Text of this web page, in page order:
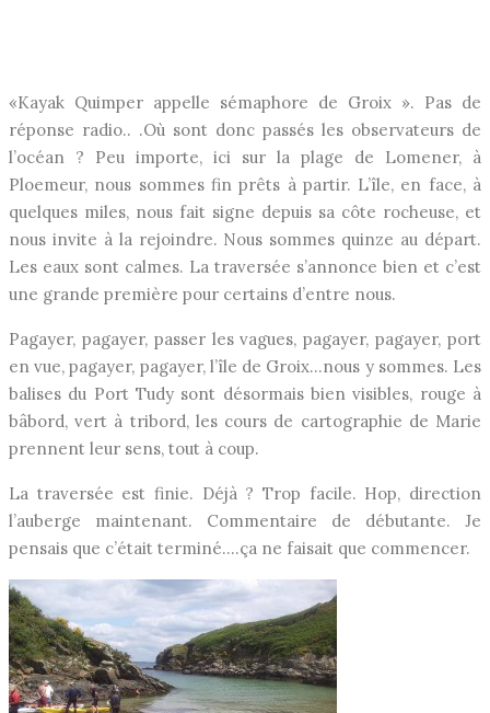
«Kayak Quimper appelle sémaphore de Groix ». Pas de
réponse radio.. .Où sont donc passés les observateurs de
l’océan ? Peu importe, ici sur la plage de Lomener, à
Ploemeur, nous sommes fin prêts à partir. L’île, en face, à
quelques miles, nous fait signe depuis sa côte rocheuse, et
nous invite à la rejoindre. Nous sommes quinze au départ.
Les eaux sont calmes. La traversée s’annonce bien et c’est
une grande première pour certains d’entre nous.
Pagayer, pagayer, passer les vagues, pagayer, pagayer, port
en vue, pagayer, pagayer, l’île de Groix…nous y sommes. Les
balises du Port Tudy sont désormais bien visibles, rouge à
bâbord, vert à tribord, les cours de cartographie de Marie
prennent leur sens, tout à coup.
La traversée est finie. Déjà ? Trop facile. Hop, direction
l’auberge maintenant. Commentaire de débutante. Je
pensais que c’était terminé….ça ne faisait que commencer.